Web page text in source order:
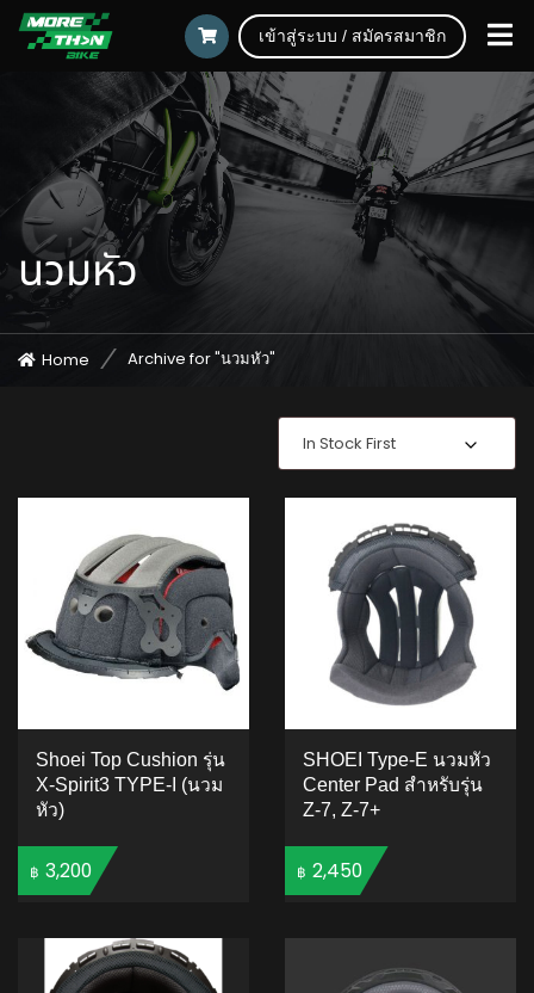
เข้าสู่ระบบ / สมัครสมาชิก
นวมหัว
Home Archive for "นวมหัว"
In Stock First
Shoei Top Cushion รุ่น
X-Spirit3 TYPE-I (นวม
หัว)
฿ 3,200
SHOEI Type-E นวมหัว
Center Pad สำหรับรุ่น
Z-7, Z-7+
฿ 2,450